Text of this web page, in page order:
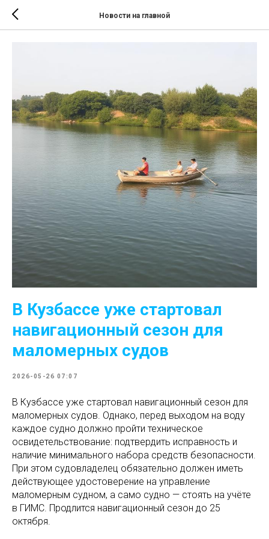
Новости на главной
В Кузбассе уже стартовал
навигационный сезон для
маломерных судов
2026-05-26 07:07
В Кузбассе уже стартовал навигационный сезон для
маломерных судов. Однако, перед выходом на воду
каждое судно должно пройти техническое
освидетельствование: подтвердить исправность и
наличие минимального набора средств безопасности.
При этом судовладелец обязательно должен иметь
действующее удостоверение на управление
маломерным судном, а само судно — стоять на учёте
в ГИМС. Продлится навигационный сезон до 25
октября.